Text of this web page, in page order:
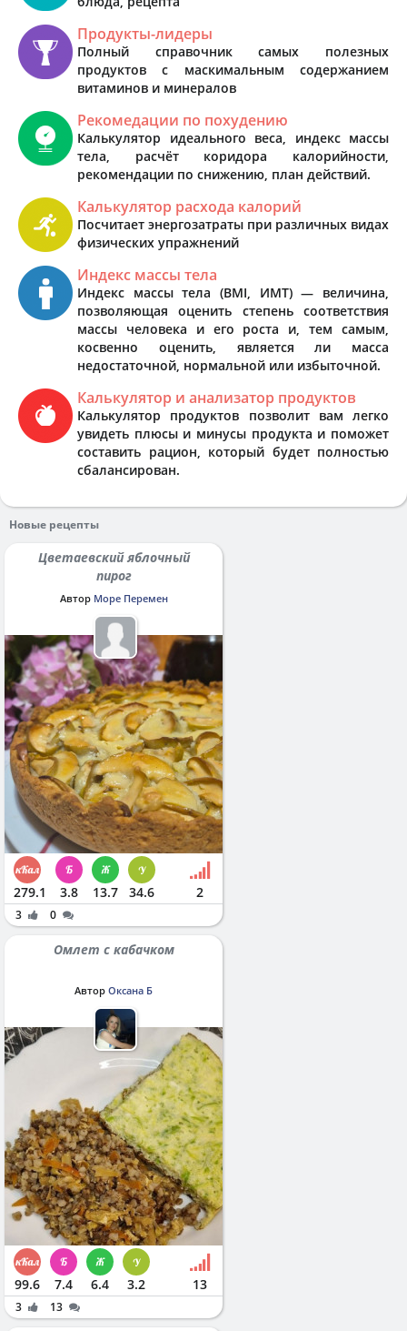
Продукты-лидеры
Полный справочник самых полезных
продуктов с маскимальным содержанием
витаминов и минералов
Рекомедации по похудению
Калькулятор идеального веса, индекс массы
тела, расчёт коридора калорийности,
рекомендации по снижению, план действий.
Калькулятор расхода калорий
Посчитает энергозатраты при различных видах
физических упражнений
Индекс массы тела
Индекс массы тела (BMI, ИМТ) — величина,
позволяющая оценить степень соответствия
массы человека и его роста и, тем самым,
косвенно оценить, является ли масса
недостаточной, нормальной или избыточной.
Калькулятор и анализатор продуктов
Калькулятор продуктов позволит вам легко
увидеть плюсы и минусы продукта и поможет
составить рацион, который будет полностью
сбалансирован.
Новые рецепты
Цветаевский яблочный
пирог
Автор Море Перемен
279.1 3.8 13.7 34.6 2
3 0
Омлет с кабачком
Автор Оксана Б
99.6 7.4 6.4 3.2 13
3 13